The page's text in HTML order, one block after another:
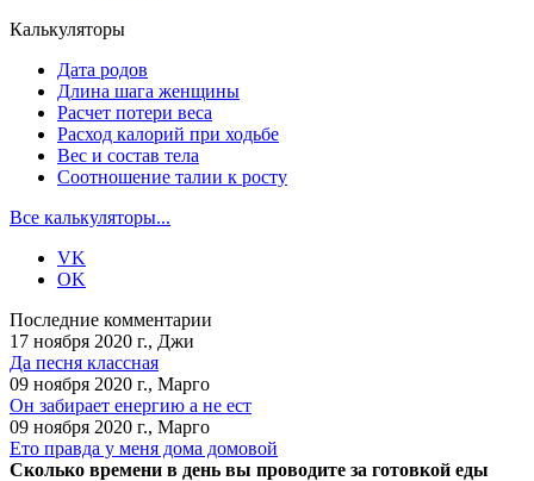
Калькуляторы
Дата родов
Длина шага женщины
Расчет потери веса
Расход калорий при ходьбе
Вес и состав тела
Соотношение талии к росту
Все калькуляторы...
VK
OK
Последние комментарии
17 ноября 2020 г., Джи
Да песня классная
09 ноября 2020 г., Марго
Он забирает енергию а не ест
09 ноября 2020 г., Марго
Ето правда у меня дома домовой
Сколько времени в день вы проводите за готовкой еды